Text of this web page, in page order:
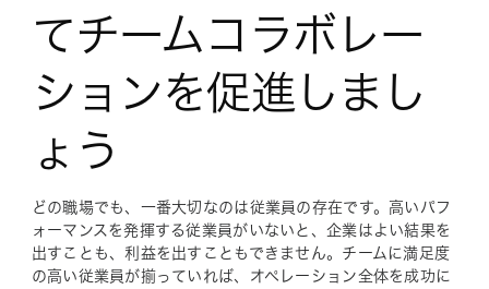
てチームコラボレー
ションを促進しまし
ょう
どの職場でも、一番大切なのは従業員の存在です。高いパフ
ォーマンスを発揮する従業員がいないと、企業はよい結果を
出すことも、利益を出すこともできません。チームに満足度
の高い従業員が揃っていれば、オペレーション全体を成功に